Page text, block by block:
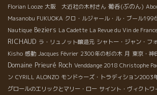
Florian Looze 大阪 大近社の木村さん 葡呑(ぶのん)
Masanobu FUKUOKA クロ・ルジャール・ル・ブール
Nautique Beziers La Cadette La Revue du Vin de France
RICHAUD ラ・リュノット醸造元 シャトー・ジャン・フ
Kisho 感動 Jacques Février 2300年の杉の木 月 東京・神
Domaine Prieuré Roch Venddange 2018 Christophe
ン CYRILL ALONZO モンドゥーズ・トラディション2003
グロールのエリックとマリー・ロー サイント・ヴィクトワ